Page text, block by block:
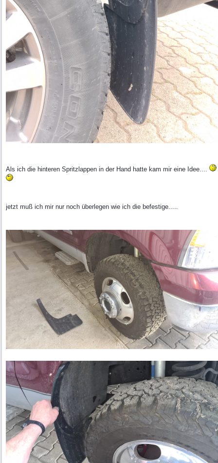
Als ich die hinteren Spritzlappen in der Hand hatte kam mir eine Idee....
jetzt muß ich mir nur noch überlegen wie ich die befestige.....